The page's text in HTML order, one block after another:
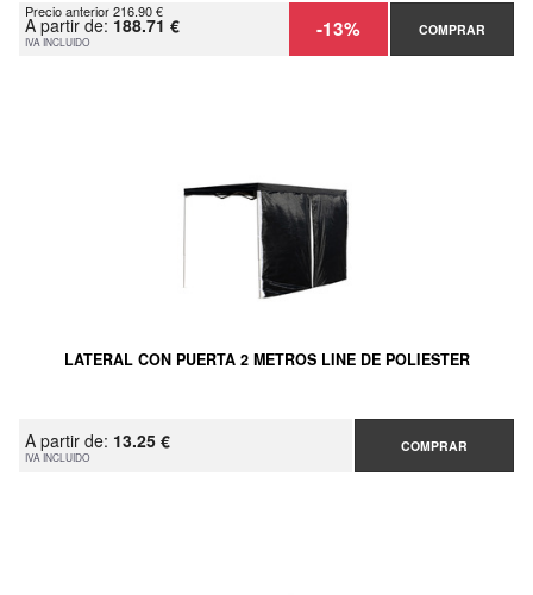
Precio anterior 216.90 €
A partir de: 188.71 €
IVA INCLUIDO -13% COMPRAR
LATERAL CON PUERTA 2 METROS LINE DE POLIESTER
A partir de: 13.25 €
IVA INCLUIDO
COMPRAR